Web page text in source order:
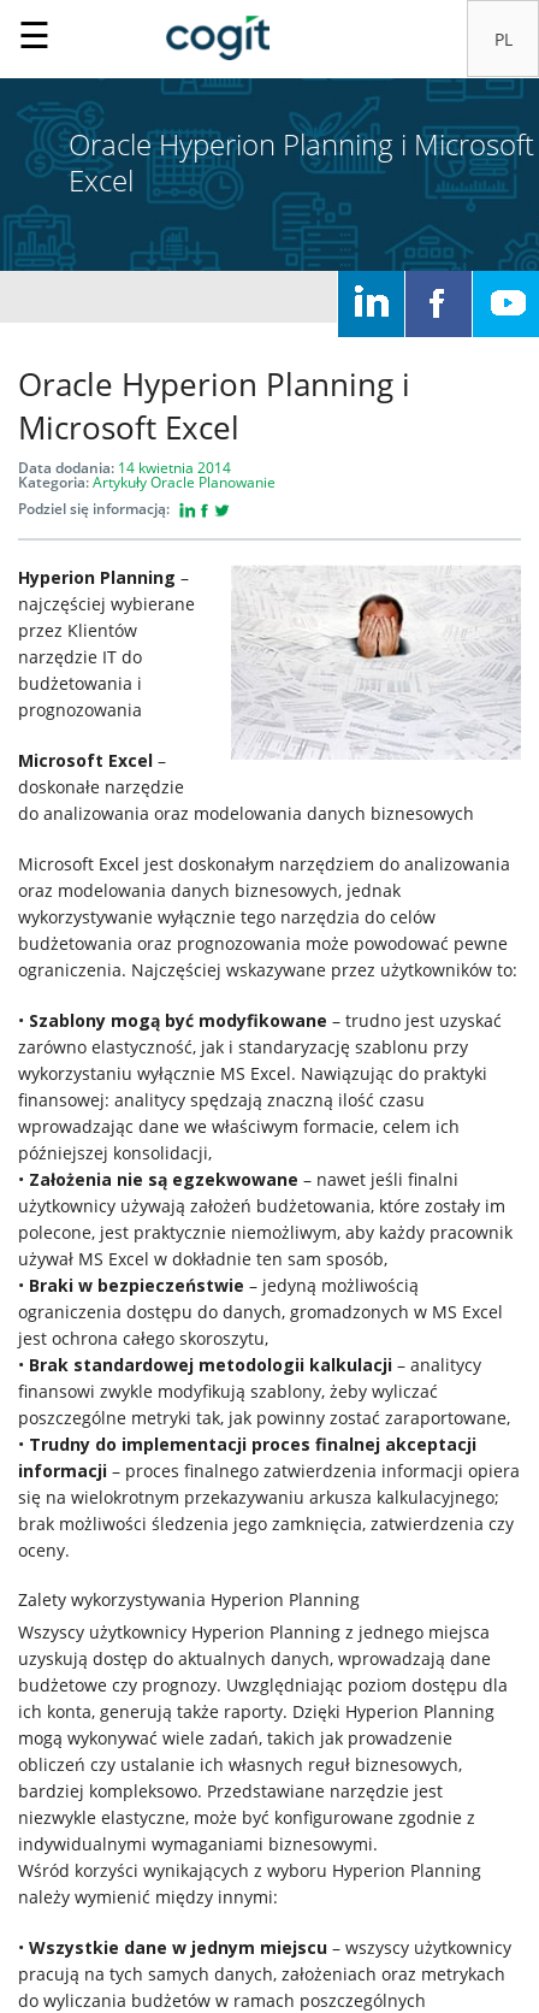
Home
Rozwiązania
Systemy
IT
Usługi
Klienci
O
firmie
Kontakt
☰
Oracle Hyperion Planning i Microsoft
Excel
Oracle Hyperion Planning i
Microsoft Excel
Data dodania: 14 kwietnia 2014
Kategoria:ArtykułyOracle Planowanie
Podziel się informacją:
Hyperion Planning –
najczęściej wybierane
przez Klientów
narzędzie IT do
budżetowania i
prognozowania
Microsoft Excel –
doskonałe narzędzie
do analizowania oraz modelowania danych biznesowych
Microsoft Excel jest doskonałym narzędziem do analizowania
oraz modelowania danych biznesowych, jednak
wykorzystywanie wyłącznie tego narzędzia do celów
budżetowania oraz prognozowania może powodować pewne
ograniczenia. Najczęściej wskazywane przez użytkowników to:
• Szablony mogą być modyfikowane – trudno jest uzyskać
zarówno elastyczność, jak i standaryzację szablonu przy
wykorzystaniu wyłącznie MS Excel. Nawiązując do praktyki
finansowej: analitycy spędzają znaczną ilość czasu
wprowadzając dane we właściwym formacie, celem ich
późniejszej konsolidacji,
• Założenia nie są egzekwowane – nawet jeśli finalni
użytkownicy używają założeń budżetowania, które zostały im
polecone, jest praktycznie niemożliwym, aby każdy pracownik
używał MS Excel w dokładnie ten sam sposób,
• Braki w bezpieczeństwie – jedyną możliwością
ograniczenia dostępu do danych, gromadzonych w MS Excel
jest ochrona całego skoroszytu,
• Brak standardowej metodologii kalkulacji – analitycy
finansowi zwykle modyfikują szablony, żeby wyliczać
poszczególne metryki tak, jak powinny zostać zaraportowane,
• Trudny do implementacji proces finalnej akceptacji
informacji – proces finalnego zatwierdzenia informacji opiera
się na wielokrotnym przekazywaniu arkusza kalkulacyjnego;
brak możliwości śledzenia jego zamknięcia, zatwierdzenia czy
oceny.
Zalety wykorzystywania Hyperion Planning
Wszyscy użytkownicy Hyperion Planning z jednego miejsca
uzyskują dostęp do aktualnych danych, wprowadzają dane
budżetowe czy prognozy. Uwzględniając poziom dostępu dla
ich konta, generują także raporty. Dzięki Hyperion Planning
mogą wykonywać wiele zadań, takich jak prowadzenie
obliczeń czy ustalanie ich własnych reguł biznesowych,
bardziej kompleksowo. Przedstawiane narzędzie jest
niezwykle elastyczne, może być konfigurowane zgodnie z
indywidualnymi wymaganiami biznesowymi.
Wśród korzyści wynikających z wyboru Hyperion Planning
należy wymienić między innymi:
• Wszystkie dane w jednym miejscu – wszyscy użytkownicy
pracują na tych samych danych, założeniach oraz metrykach
do wyliczania budżetów w ramach poszczególnych